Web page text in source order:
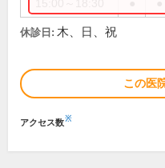
休診日: 木、日、祝
この医
アクセス数※